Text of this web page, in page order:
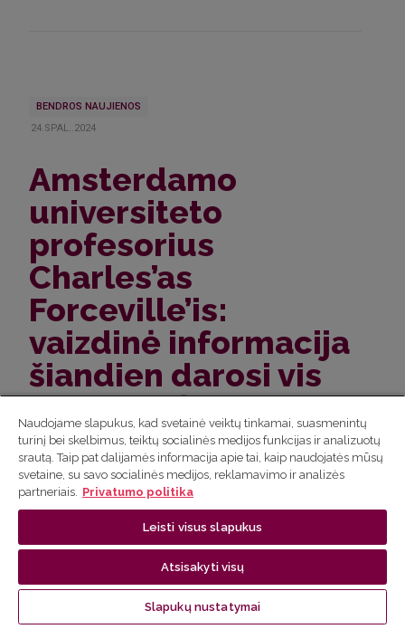
BENDROS NAUJIENOS
24.SPAL..2024
Amsterdamo
universiteto
profesorius
Charles’as
Forceville’is:
vaizdinė informacija
šiandien darosi vis
svarbesnė
Naudojame slapukus, kad svetainė veiktų tinkamai, suasmenintų
turinį bei skelbimus, teiktų socialinės medijos funkcijas ir analizuotų
srautą. Taip pat dalijamės informacija apie tai, kaip naudojatės mūsų
svetaine, su savo socialinės medijos, reklamavimo ir analizės
partneriais. Privatumo politika
Leisti visus slapukus
Atsisakyti visų
Slapukų nustatymai